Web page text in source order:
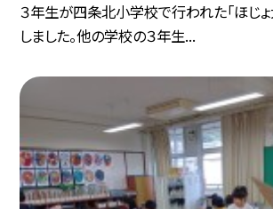
３年生が四条北小学校で行われた「ほじ
しました。他の学校の３年生...